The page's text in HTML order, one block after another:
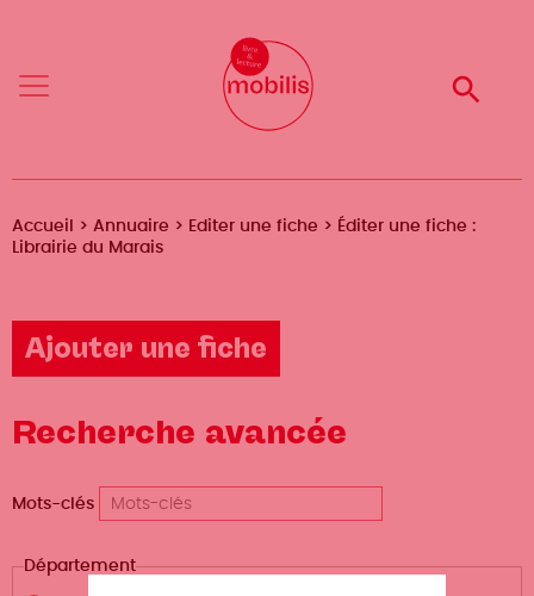
principal
Mobilis
Menu
Fil
Accueil Annuaire Editer une fiche
Éditer une fiche :
Librairie du Marais
Ajouter une fiche
Recherche avancée
Mots-clés
Département